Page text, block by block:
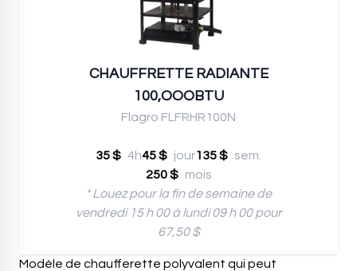
CHAUFFRETTE RADIANTE
100,OOOBTU
Flagro FLFRHR100N
35 $ 4h45 $ jour135 $ sem.
250 $ mois
* Louez pour la fin de semaine de
vendredi 15 h 00 à lundi 09 h 00 pour
67,50 $
Modèle de chaufferette polyvalent qui peut